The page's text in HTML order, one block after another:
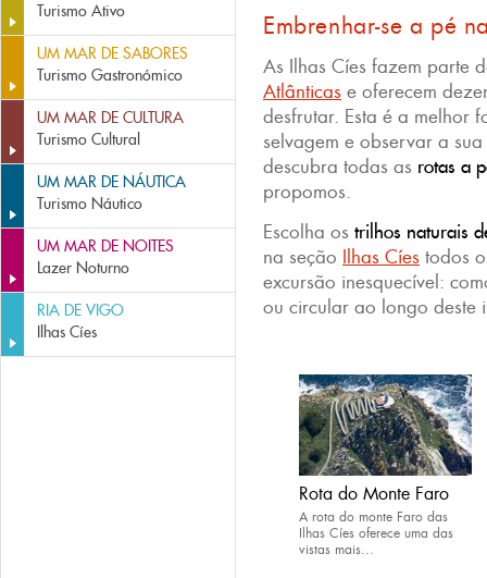
Turismo Ativo
UM MAR DE SABORES
Turismo Gastronómico
UM MAR DE CULTURA
Turismo Cultural
UM MAR DE NÁUTICA
Turismo Náutico
UM MAR DE NOITES
Lazer Noturno
RIA DE VIGO
Ilhas Cíes
Embrenhar-se a pé
As Ilhas Cíes fazem parte
Atlânticas e oferecem
desfrutar. Esta é a melhor
selvagem e observar a
descubra todas as rotas a
propomos.
Escolha os trilhos naturais
na seção Ilhas Cíes todos
excursão inesquecível:
ou circular ao longo deste
Rota do Monte Faro
A rota do monte Faro das
Ilhas Cíes oferece uma das
vistas mais...